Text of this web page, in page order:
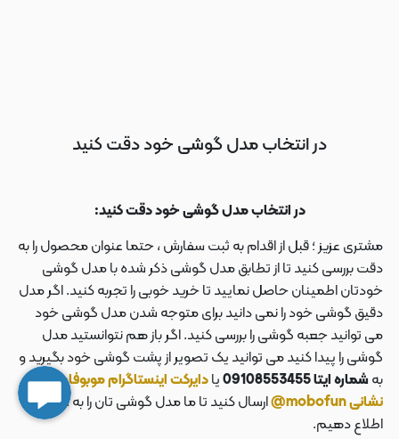
در انتخاب مدل گوشی خود دقت کنید
در انتخاب مدل گوشی خود دقت کنید:
مشتری عزیز ؛ قبل از اقدام به ثبت سفارش ، حتما عنوان محصول را به
دقت بررسی کنید تا از تطابق مدل گوشی ذکر شده با مدل گوشی
خودتان اطمینان حاصل نمایید تا خرید خوبی را تجربه کنید. اگر مدل
دقیق گوشی خود را نمی دانید برای متوجه شدن مدل گوشی خود
می توانید جعبه گوشی را بررسی کنید. اگر باز هم نتوانستید مدل
گوشی را پیدا کنید می توانید یک تصویر از پشت گوشی خود بگیرید و
به شماره ایتا 09108553455 یادایرکت اینستاگرام موبوفان به
نشانی mobofun@
ارسال کنید تا ما مدل گوشی تان را به شما
اطلاع دهیم.